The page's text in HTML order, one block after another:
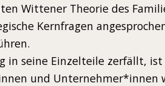
Wittener Theorie des
Kernfragen
in seine Einzelteile zerfällt,
und Unternehmer*innen